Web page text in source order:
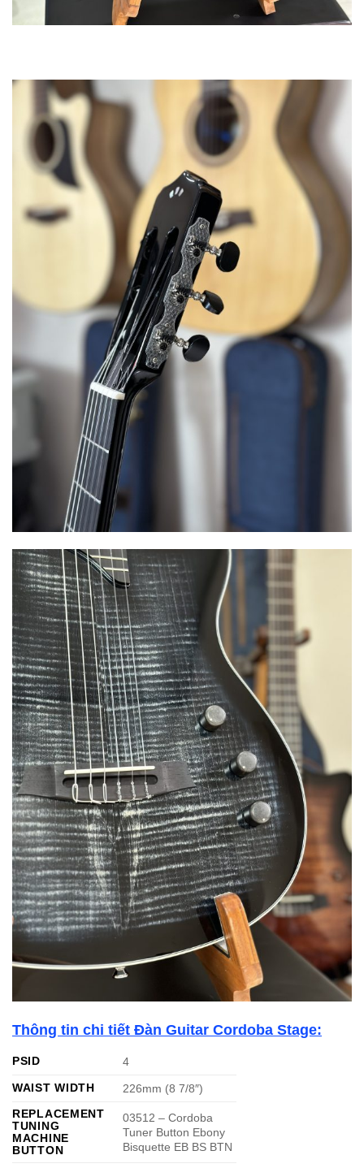
Thông tin chi tiết Đàn Guitar Cordoba Stage:
PSID
4
WAIST WIDTH
226mm (8 7/8″)
REPLACEMENT
TUNING
MACHINE
BUTTON
03512 – Cordoba
Tuner Button Ebony
Bisquette EB BS BTN